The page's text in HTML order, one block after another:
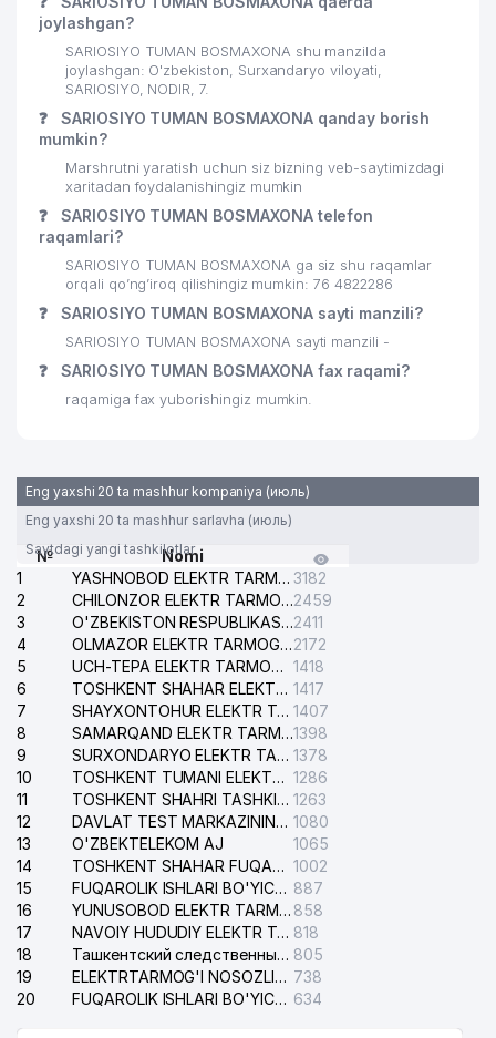
joylashgan?
SARIOSIYO TUMAN BOSMAXONA shu manzilda
joylashgan: O'zbekiston, Surxandaryo viloyati,
SARIOSIYO, NODIR, 7.
❓
SARIOSIYO TUMAN BOSMAXONA qanday borish
mumkin?
Marshrutni yaratish uchun siz bizning veb-saytimizdagi
xaritadan foydalanishingiz mumkin
❓
SARIOSIYO TUMAN BOSMAXONA telefon
raqamlari?
SARIOSIYO TUMAN BOSMAXONA ga siz shu raqamlar
orqali qo’ng’iroq qilishingiz mumkin: 76 4822286
❓ SARIOSIYO TUMAN BOSMAXONA sayti manzili?
SARIOSIYO TUMAN BOSMAXONA sayti manzili -
❓ SARIOSIYO TUMAN BOSMAXONA fax raqami?
raqamiga fax yuborishingiz mumkin.
Eng yaxshi 20 ta mashhur kompaniya (июль)
Eng yaxshi 20 ta mashhur sarlavha (июль)
Saytdagi yangi tashkilotlar
№
Nomi
1
YASHNOBOD ELEKTR TARMOG'I NOSOZLIKLARI XIZMATI 3182
2
CHILONZOR ELEKTR TARMOG'I NOSOZLIK XIZMATI2459
3
O'ZBEKISTON RESPUBLIKASI BOSH PROKURATURASI ISHONCH TELEFONI2411
4
OLMAZOR ELEKTR TARMOG'I NOSOZLIKLARI XIZMATI2172
5
UCH-TEPA ELEKTR TARMOG'I NOSOZLIKLARI XIZMATI 1418
6
TOSHKENT SHAHAR ELEKTR TARMOQLARI KORXONASI AJ 1417
7
SHAYXONTOHUR ELEKTR TARMOG'I NOSOZLIKLARINI TUZATISH XIZMATI 1407
8
SAMARQAND ELEKTR TARMOQLARI AJ1398
9
SURXONDARYO ELEKTR TARMOQLARI AJ 1378
10
TOSHKENT TUMANI ELEKTR TARMOG'I AVARIYA XIZMATI 1286
11
TOSHKENT SHAHRI TASHKILOT TELEFONLARI HAQIDA MA'LUMOT BYUROSI 1263
12
DAVLAT TEST MARKAZINING ISHONCH TELEFONLARI 1080
13
O'ZBEKTELEKOM AJ
1065
14
TOSHKENT SHAHAR FUQAROLIK ISHLARI BO'YICHA SUDI 1002
15
FUQAROLIK ISHLARI BO'YICHA YAKKASAROY TUMANLARARO SUDI 887
16
YUNUSOBOD ELEKTR TARMOG'I NOSOZLIKLARI XIZMATI 858
17
NAVOIY HUDUDIY ELEKTR TARMOQLARI KORXONASI AJ 818
18
Ташкентский следственный изолятор 805
19
ELEKTRTARMOG'I NOSOZLIKLARINI TO'ZATISH SERGELI XIZMATI 738
20
FUQAROLIK ISHLARI BO'YICHA UCH-TEPA TUMANI SUDI 634